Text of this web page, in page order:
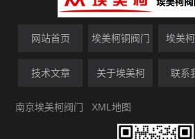
网站首页 埃美柯铜阀门 埃美
技术文章 关于埃美柯 联系
南京埃美柯阀门 XML地图